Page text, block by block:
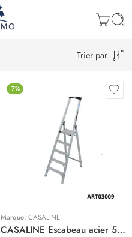
Trier par
-7%
Marque: CASALINE
CASALINE Escabeau acier 5 marches ART03009